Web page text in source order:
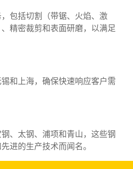
包括切割（带锯、火焰、激
精密裁剪和表面研磨，以满足
和上海，确保快速响应客户需
、太钢、浦项和青山，这些钢
进的生产技术而闻名。